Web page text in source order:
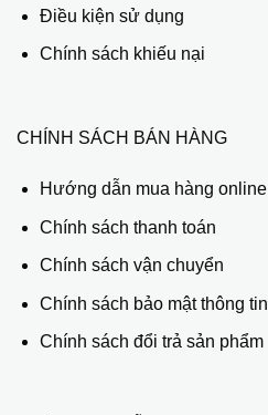
Điều kiện sử dụng
Chính sách khiếu nại
CHÍNH SÁCH BÁN HÀNG
Hướng dẫn mua hàng online
Chính sách thanh toán
Chính sách vận chuyển
Chính sách bảo mật thông tin
Chính sách đổi trả sản phẩm